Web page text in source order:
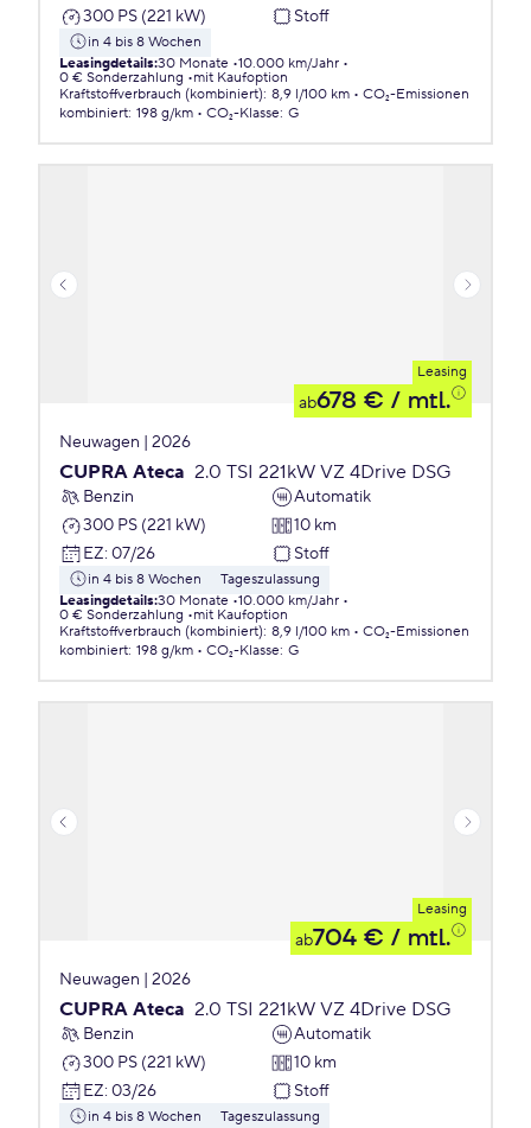
300 PS (221 kW)
Stoff
in 4 bis 8 Wochen
Leasingdetails:30 Monate 10.000 km/Jahr
0 € Sonderzahlung
mit Kaufoption
Kraftstoffverbrauch (kombiniert): 8,9 l/100 km
CO₂-Emissionen
kombiniert: 198 g/km CO₂-Klasse: G
Leasing
ab678 € / mtl.
Neuwagen | 2026
CUPRA Ateca 2.0 TSI 221kW VZ 4Drive DSG
Benzin
Automatik
300 PS (221 kW)
10 km
EZ: 07/26 Stoff
in 4 bis 8 Wochen
Tageszulassung
Leasingdetails:30 Monate 10.000 km/Jahr
0 € Sonderzahlung
mit Kaufoption
Kraftstoffverbrauch (kombiniert): 8,9 l/100 km
CO₂-Emissionen
kombiniert: 198 g/km CO₂-Klasse: G
Leasing
ab704 € / mtl.
Neuwagen | 2026
CUPRA Ateca 2.0 TSI 221kW VZ 4Drive DSG
Benzin
Automatik
300 PS (221 kW)
10 km
EZ: 03/26 Stoff
in 4 bis 8 Wochen
Tageszulassung